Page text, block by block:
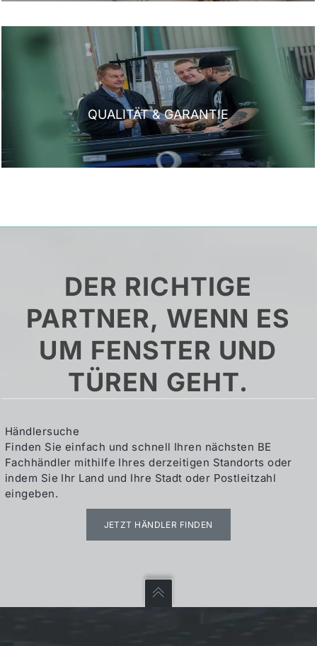
QUALITÄT & GARANTIE
DER RICHTIGE
PARTNER, WENN ES
UM FENSTER UND
TÜREN GEHT.
Händlersuche
Finden Sie einfach und schnell Ihren nächsten BE
Fachhändler mithilfe Ihres derzeitigen Standorts oder
indem Sie Ihr Land und Ihre Stadt oder Postleitzahl
eingeben.
JETZT HÄNDLER FINDEN